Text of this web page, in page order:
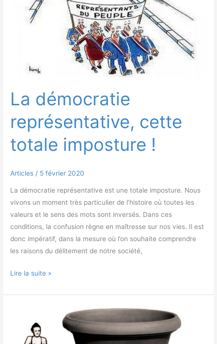
La démocratie
représentative, cette
totale imposture !
Articles / 5 février 2020
La démocratie représentative est une totale imposture. Nous
vivons un moment très particulier de l’histoire où toutes les
valeurs et le sens des mots sont inversés. Dans ces
conditions, la confusion règne en maîtresse sur nos vies. Il est
donc impératif, dans la mesure où l’on souhaite comprendre
les raisons du délitement de notre société,
imposture !
Lire la suite »